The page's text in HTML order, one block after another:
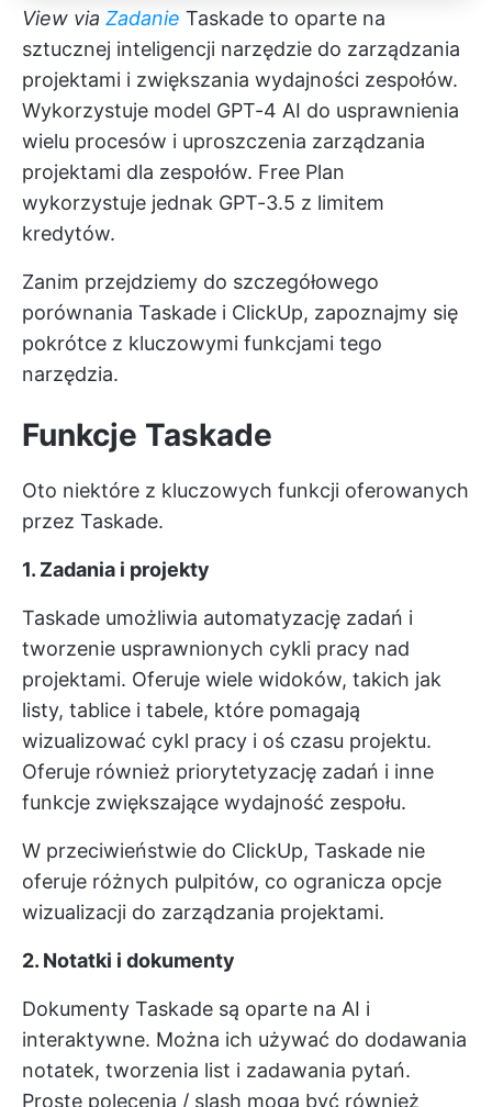
View via Zadanie Taskade to oparte na
sztucznej inteligencji narzędzie do zarządzania
projektami i zwiększania wydajności zespołów.
Wykorzystuje model GPT-4 AI do usprawnienia
wielu procesów i uproszczenia zarządzania
projektami dla zespołów. Free Plan
wykorzystuje jednak GPT-3.5 z limitem
kredytów.
Zanim przejdziemy do szczegółowego
porównania Taskade i ClickUp, zapoznajmy się
pokrótce z kluczowymi funkcjami tego
narzędzia.
Funkcje Taskade
Oto niektóre z kluczowych funkcji oferowanych
przez Taskade.
1. Zadania i projekty
Taskade umożliwia automatyzację zadań i
tworzenie usprawnionych cykli pracy nad
projektami. Oferuje wiele widoków, takich jak
listy, tablice i tabele, które pomagają
wizualizować cykl pracy i oś czasu projektu.
Oferuje również priorytetyzację zadań i inne
funkcje zwiększające wydajność zespołu.
W przeciwieństwie do ClickUp, Taskade nie
oferuje różnych pulpitów, co ogranicza opcje
wizualizacji do zarządzania projektami.
2. Notatki i dokumenty
Dokumenty Taskade są oparte na AI i
interaktywne. Można ich używać do dodawania
notatek, tworzenia list i zadawania pytań.
Proste polecenia / slash mogą być również